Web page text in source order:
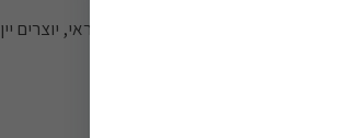
עם נגיעות אגוז מוסקט, וניל וקקאו פראי, יוצרים יין